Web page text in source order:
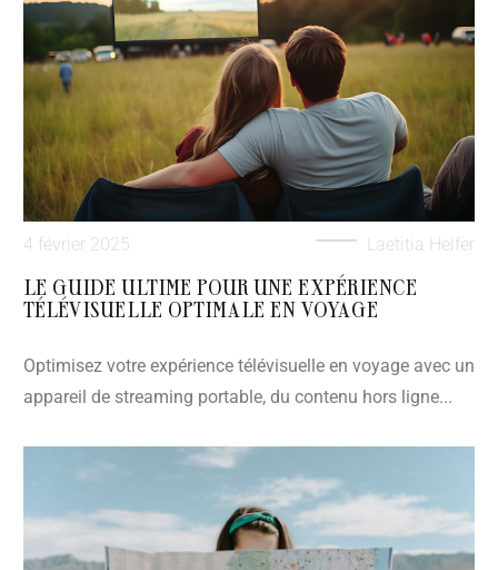
4 février 2025 Laetitia Helfer
LE GUIDE ULTIME POUR UNE EXPÉRIENCE
TÉLÉVISUELLE OPTIMALE EN VOYAGE
Optimisez votre expérience télévisuelle en voyage avec un
appareil de streaming portable, du contenu hors ligne...